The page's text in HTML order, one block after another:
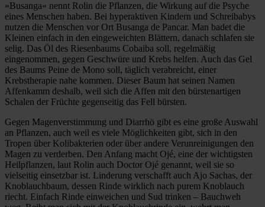
»Busanga« nennt Rolin die Pflanzen, die Wirkung auf die Psyche
eines Menschen haben. Bei hyperaktiven Kindern und Schreibabys
nutzen die Menschen vor Ort Busanga de Pancar. Man badet die
Kleinen einfach in den eingeweichten Blättern, danach schlafen sie
selig. Das Öl des Riesenbaums Cobaiba soll, regelmäßig
eingenommen, gegen Geschwüre und Krebs helfen. Auch das Gel
des Baums Peine de Mono soll, täglich verabreicht, einer
Krebstherapie nahe kommen. Dieser Baum hat seinen Namen
Affenkamm deshalb, weil sich die Affen mit den bürstenartigen
Schalen der Früchte gegenseitig das Fell bürsten.
Gegen Magenverstimmung und Diarrhö gibt es eine große Auswahl
an Pflanzen, auch weil es viele Möglichkeiten gibt, sich in den
Tropen über Kolibakterien oder über andere Verunreinigungen den
Magen zu verderben. Den Anfang macht Ojé, eine der wichtigsten
Heilpflanzen, laut Rolin auch Doctor Ojé genannt, weil sie so
vielseitig einsetzbar ist. Linderung verschafft auch Ajo Sachas, der
Knoblauchbaum, dessen Rinde wirklich nach purem Knoblauch
riecht. Einfach Rinde einweichen und Sud trinken – Bauchweh